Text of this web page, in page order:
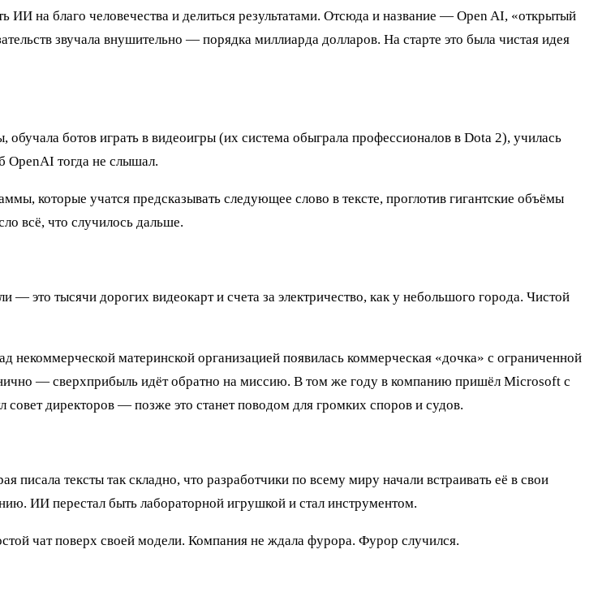
на благо человечества и делиться результатами. Отсюда и название — Open AI, «открытый
звучала внушительно — порядка миллиарда долларов. На старте это была чистая идея
ботов играть в видеоигры (их система обыграла профессионалов в Dota 2), училась
OpenAI тогда не слышал.
которые учатся предсказывать следующее слово в тексте, проглотив гигантские объёмы
всё, что случилось дальше.
это тысячи дорогих видеокарт и счета за электричество, как у небольшого города. Чистой
материнской организацией появилась коммерческая «дочка» с ограниченной
— сверхприбыль идёт обратно на миссию. В том же году в компанию пришёл Microsoft с
директоров — позже это станет поводом для громких споров и судов.
тексты так складно, что разработчики по всему миру начали встраивать её в свои
ИИ перестал быть лабораторной игрушкой и стал инструментом.
чат поверх своей модели. Компания не ждала фурора. Фурор случился.